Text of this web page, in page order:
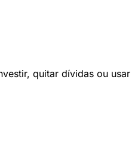
quitar dívidas ou usar